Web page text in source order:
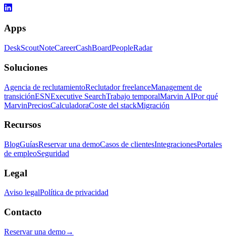
Apps
DeskScoutNoteCareerCashBoardPeopleRadar
Soluciones
Agencia de reclutamientoReclutador freelanceManagement de
transiciónESNExecutive SearchTrabajo temporalMarvin AIPor qué
MarvinPreciosCalculadoraCoste del stackMigración
Recursos
BlogGuíasReservar una demoCasos de clientesIntegracionesPortales
de empleoSeguridad
Legal
Aviso legalPolítica de privacidad
Contacto
Reservar una demo→